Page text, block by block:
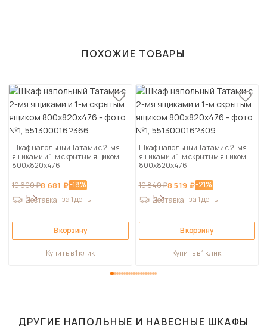
ПОХОЖИЕ ТОВАРЫ
Шкаф напольный Татами с 2-мя
ящиками и 1-м скрытым ящиком
800х820х476
10 600 ₽8 681 ₽-18%
Доставка за 1 день
В корзину
Купить в 1 клик
Шкаф напольный Татами с 2-мя
ящиками и 1-м скрытым ящиком
800х820х476
10 840 ₽8 519 ₽-21%
Доставка за 1 день
В корзину
Купить в 1 клик
ДРУГИЕ НАПОЛЬНЫЕ И НАВЕСНЫЕ ШКАФЫ